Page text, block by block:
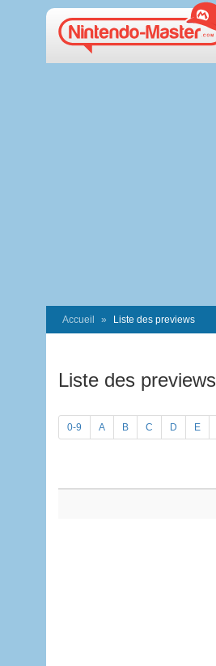
Accueil Liste des previews
Liste des previews
0-9 A B C D E